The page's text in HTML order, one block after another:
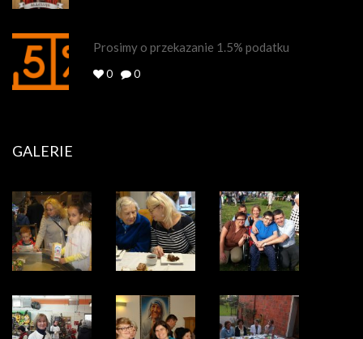
Prosimy o przekazanie 1.5% podatku
0 0
GALERIE